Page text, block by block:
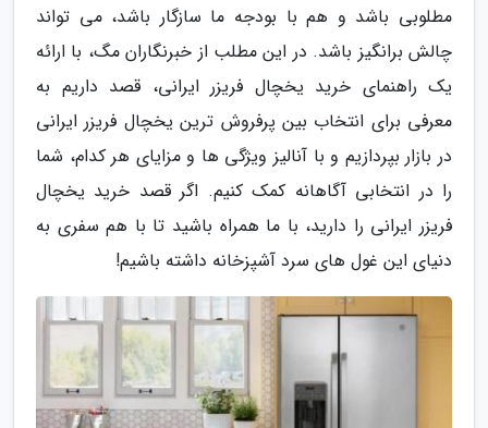
مطلوبی باشد و هم با بودجه ما سازگار باشد، می تواند
چالش برانگیز باشد. در این مطلب از خبرنگاران مگ، با ارائه
یک راهنمای خرید یخچال فریزر ایرانی، قصد داریم به
معرفی برای انتخاب بین پرفروش ترین یخچال فریزر ایرانی
در بازار بپردازیم و با آنالیز ویژگی ها و مزایای هر کدام، شما
را در انتخابی آگاهانه کمک کنیم. اگر قصد خرید یخچال
فریزر ایرانی را دارید، با ما همراه باشید تا با هم سفری به
دنیای این غول های سرد آشپزخانه داشته باشیم!